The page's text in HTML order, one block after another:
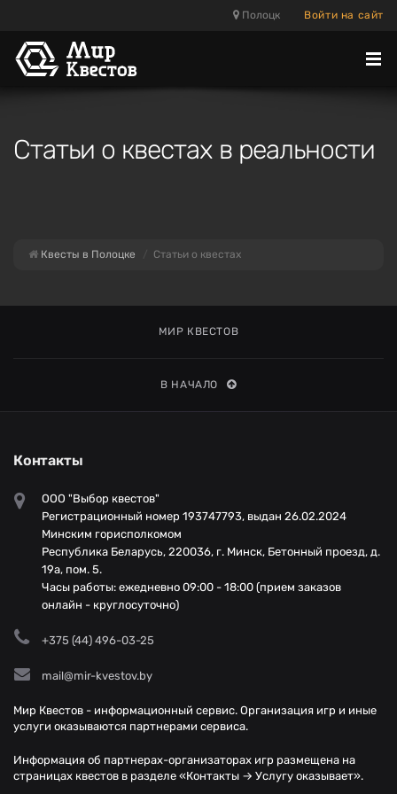
Полоцк Войти на сайт
Статьи о квестах в реальности
Квесты в Полоцке Статьи о квестах
МИР КВЕСТОВ
В НАЧАЛО
Контакты
ООО "Выбор квестов"
Регистрационный номер 193747793, выдан 26.02.2024
Минским горисполкомом
Республика Беларусь, 220036, г. Минск, Бетонный проезд, д.
19а, пом. 5.
Часы работы: ежедневно 09:00 - 18:00 (прием заказов
онлайн - круглосуточно)
+375 (44) 496-03-25
mail@mir-kvestov.by
Мир Квестов - информационный сервис. Организация игр и иные
услуги оказываются партнерами сервиса.
Информация об партнерах-организаторах игр размещена на
страницах квестов в разделе «Контакты → Услугу оказывает».